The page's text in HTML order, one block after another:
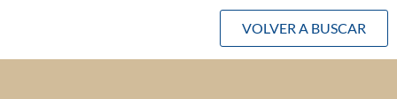
VOLVER A BUSCAR